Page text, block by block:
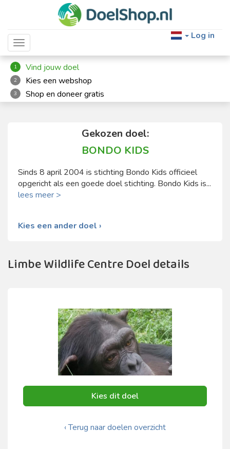
Toggle navigation
Log in
1 Vind jouw doel
2 Kies een webshop
3 Shop en doneer gratis
Gekozen doel:
BONDO KIDS
Sinds 8 april 2004 is stichting Bondo Kids officieel
opgericht als een goede doel stichting. Bondo Kids is...
lees meer >
Kies een ander doel ›
Limbe Wildlife Centre Doel details
Kies dit doel
‹ Terug naar doelen overzicht